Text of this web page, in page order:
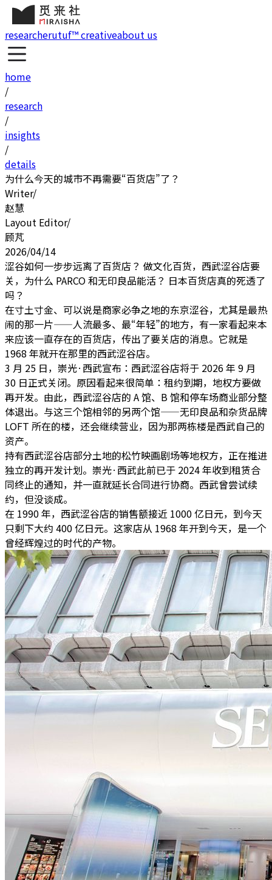
researcherutuf™ creativeabout us
home
/
research
/
insights
/
details
为什么今天的城市不再需要“百货店”了？
Writer/
赵慧
Layout Editor/
顾芃
2026/04/14
涩谷如何一步步远离了百货店？ 做文化百货，西武涩谷店要
关，为什么 PARCO 和无印良品能活？ 日本百货店真的死透了
吗？
在寸土寸金、可以说是商家必争之地的东京涩谷，尤其是最热
闹的那一片——人流最多、最“年轻”的地方，有一家看起来本
来应该一直存在的百货店，传出了要关店的消息。它就是
1968 年就开在那里的西武涩谷店。
3 月 25 日，崇光·西武宣布：西武涩谷店将于 2026 年 9 月
30 日正式关闭。原因看起来很简单：租约到期，地权方要做
再开发。由此，西武涩谷店的 A 馆、B 馆和停车场商业部分整
体退出。与这三个馆相邻的另两个馆——无印良品和杂货品牌
LOFT 所在的楼，还会继续营业，因为那两栋楼是西武自己的
资产。
持有西武涩谷店部分土地的松竹映画剧场等地权方，正在推进
独立的再开发计划。崇光·西武此前已于 2024 年收到租赁合
同终止的通知，并一直就延长合同进行协商。西武曾尝试续
约，但没谈成。
在 1990 年，西武涩谷店的销售额接近 1000 亿日元，到今天
只剩下大约 400 亿日元。这家店从 1968 年开到今天，是一个
曾经辉煌过的时代的产物。